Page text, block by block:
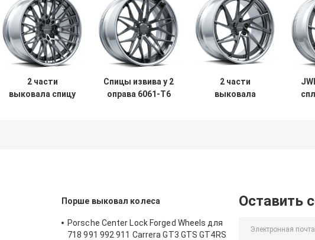
2 части
выковала спицу
Спицы извива y 2
оправа 6061-T6
2 части
выковала
Порше выковал колеса
Porsche Center Lock Forged Wheels для
718 991 992 911 Carrera GT3 GTS GT4RS
Оставить